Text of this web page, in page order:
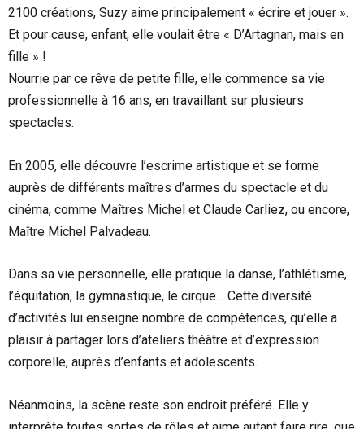
2100 créations, Suzy aime principalement « écrire et jouer ».
Et pour cause, enfant, elle voulait être « D’Artagnan, mais en
fille » !
Nourrie par ce rêve de petite fille, elle commence sa vie
professionnelle à 16 ans, en travaillant sur plusieurs
spectacles.
En 2005, elle découvre l’escrime artistique et se forme
auprès de différents maîtres d’armes du spectacle et du
cinéma, comme Maîtres Michel et Claude Carliez, ou encore,
Maître Michel Palvadeau.
Dans sa vie personnelle, elle pratique la danse, l’athlétisme,
l’équitation, la gymnastique, le cirque… Cette diversité
d’activités lui enseigne nombre de compétences, qu’elle a
plaisir à partager lors d’ateliers théâtre et d’expression
corporelle, auprès d’enfants et adolescents.
Néanmoins, la scène reste son endroit préféré. Elle y